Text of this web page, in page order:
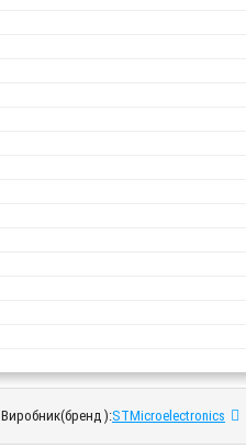
Виробник(бренд ):STMicroelectronics